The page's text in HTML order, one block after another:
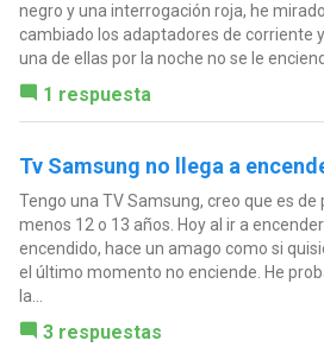
negro y una interrogación roja, he
cambiado los adaptadores de corriente
una de ellas por la noche no se le
1 respuesta
Tv Samsung no llega a
Tengo una TV Samsung, creo que es de
menos 12 o 13 años. Hoy al ir a
encendido, hace un amago como si
el último momento no enciende. He
la...
3 respuestas